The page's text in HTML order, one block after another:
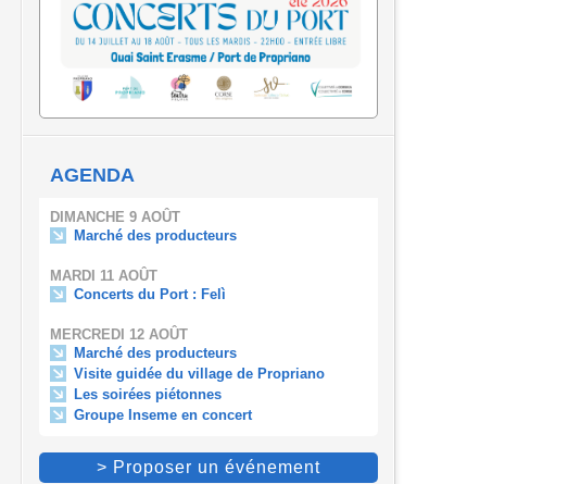
AGENDA
DIMANCHE 9 AOÛT
Marché des producteurs
MARDI 11 AOÛT
Concerts du Port : Felì
MERCREDI 12 AOÛT
Marché des producteurs
Visite guidée du village de Propriano
Les soirées piétonnes
Groupe Inseme en concert
> Proposer un événement